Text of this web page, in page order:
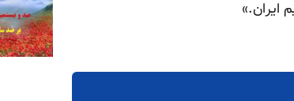
ایران.»